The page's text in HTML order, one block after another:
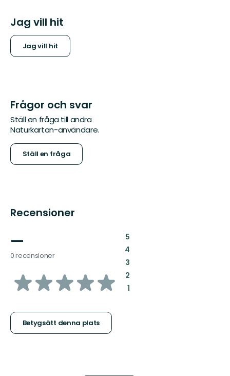
Jag vill hit
Jag vill hit
Frågor och svar
Ställ en fråga till andra
Naturkartan-användare.
Ställ en fråga
Recensioner
—
0 recensioner
av
stjärnor
Betygsätt denna plats
5:
4:
3:
2:
1: